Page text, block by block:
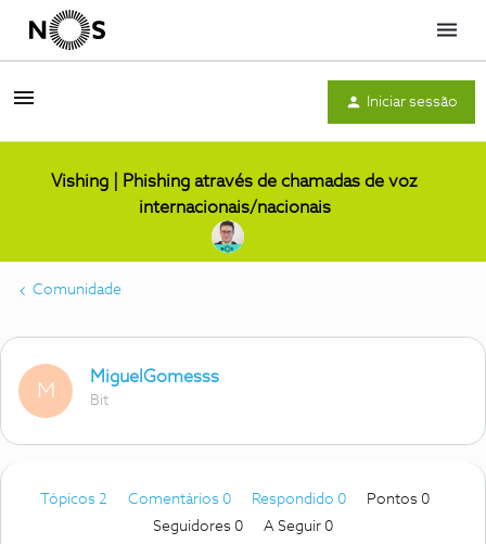
Menu
Iniciar sessão
Vishing | Phishing através de chamadas de voz
internacionais/nacionais
Comunidade
M
MiguelGomesss
Bit
Tópicos 2 Comentários 0 Respondido 0
Pontos 0
Seguidores 0 A Seguir 0